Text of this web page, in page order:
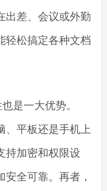
出差、会议或外勤
轻松搞定各种文档
是一大优势。
、平板还是手机上
持加密和权限设
全可靠。再者，